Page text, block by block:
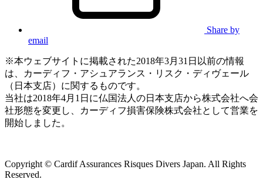
Share by
email
※本ウェブサイトに掲載された2018年3月31日以前の情報
は、カーディフ・アシュアランス・リスク・ディヴェール
（日本支店）に関するものです。
当社は2018年4月1日に仏国法人の日本支店から株式会社へ会
社形態を変更し、カーディフ損害保険株式会社として営業を
開始しました。
Copyright © Cardif Assurances Risques Divers Japan. All Rights
Reserved.